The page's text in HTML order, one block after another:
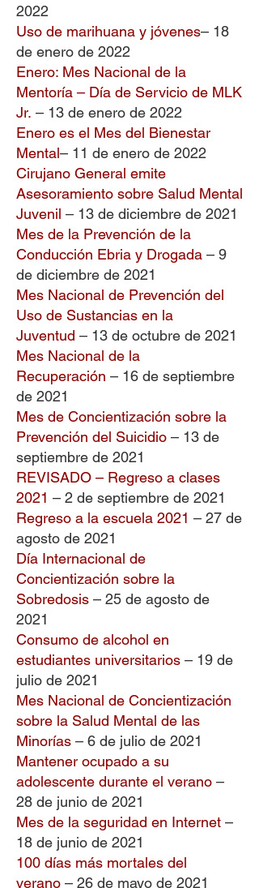
2022
Uso de marihuana y jóvenes– 18
de enero de 2022
Enero: Mes Nacional de la
Mentoría – Día de Servicio de MLK
Jr. – 13 de enero de 2022
Enero es el Mes del Bienestar
Mental– 11 de enero de 2022
Cirujano General emite
Asesoramiento sobre Salud Mental
Juvenil – 13 de diciembre de 2021
Mes de la Prevención de la
Conducción Ebria y Drogada – 9
de diciembre de 2021
Mes Nacional de Prevención del
Uso de Sustancias en la
Juventud – 13 de octubre de 2021
Mes Nacional de la
Recuperación – 16 de septiembre
de 2021
Mes de Concientización sobre la
Prevención del Suicidio – 13 de
septiembre de 2021
REVISADO – Regreso a clases
2021 – 2 de septiembre de 2021
Regreso a la escuela 2021 – 27 de
agosto de 2021
Día Internacional de
Concientización sobre la
Sobredosis – 25 de agosto de
2021
Consumo de alcohol en
estudiantes universitarios – 19 de
julio de 2021
Mes Nacional de Concientización
sobre la Salud Mental de las
Minorías – 6 de julio de 2021
Mantener ocupado a su
adolescente durante el verano –
28 de junio de 2021
Mes de la seguridad en Internet –
18 de junio de 2021
100 días más mortales del
verano – 26 de mayo de 2021